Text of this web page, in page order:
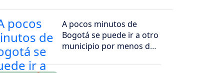
A pocos minutos de
Bogotá se puede ir a otro
municipio por menos de